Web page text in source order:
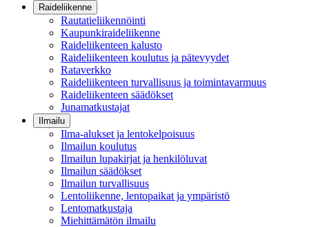
Raideliikenne
Rautatieliikennöinti
Kaupunkiraideliikenne
Raideliikenteen kalusto
Raideliikenteen koulutus ja pätevyydet
Rataverkko
Raideliikenteen turvallisuus ja toimintavarmuus
Raideliikenteen säädökset
Junamatkustajat
Ilmailu
Ilma-alukset ja lentokelpoisuus
Ilmailun koulutus
Ilmailun lupakirjat ja henkilöluvat
Ilmailun säädökset
Ilmailun turvallisuus
Lentoliikenne, lentopaikat ja ympäristö
Lentomatkustaja
Miehittämätön ilmailu